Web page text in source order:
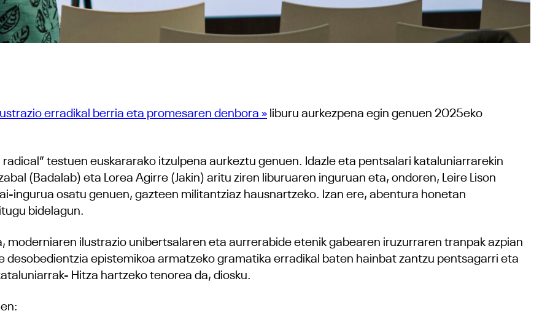
erradikal berria eta promesaren denbora » liburu aurkezpena egin genuen 2025eko
testuen euskararako itzulpena aurkeztu genuen. Idazle eta pentsalari kataluniarrarekin
(Badalab) eta Lorea Agirre (Jakin) aritu ziren liburuaren inguruan eta, ondoren, Leire Lison
ingurua osatu genuen, gazteen militantziaz hausnartzeko. Izan ere, abentura honetan
bidelagun.
ilustrazio unibertsalaren eta aurrerabide etenik gabearen iruzurraren tranpak azpian
epistemikoa armatzeko gramatika erradikal baten hainbat zantzu pentsagarri eta
Hitza hartzeko tenorea da, diosku.